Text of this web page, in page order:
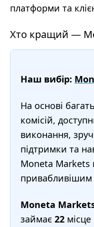
платформи та
Хто кращий —
Наш вибір:
На основі
комісій,
виконання,
підтримки та
Moneta Markets
привабливішим
Moneta
займає 22